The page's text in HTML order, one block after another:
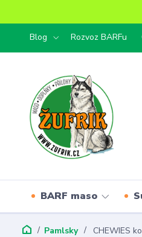
Blog Rozvoz BARFu
BARF maso
Pamlsky CHEWIES